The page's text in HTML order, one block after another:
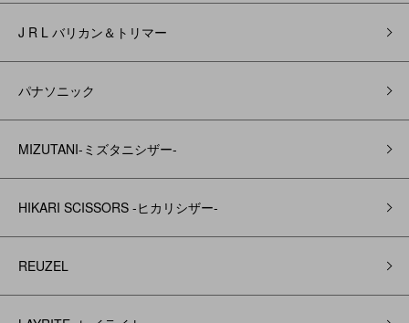
J R L バリカン＆トリマー
パナソニック
MIZUTANI-ミズタニシザー-
HIKARI SCISSORS -ヒカリシザー-
REUZEL